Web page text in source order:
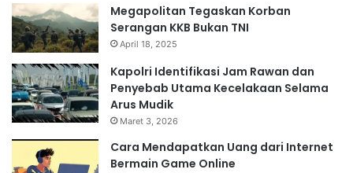
Megapolitan Tegaskan Korban
Serangan KKB Bukan TNI
April 18, 2025
Kapolri Identifikasi Jam Rawan dan
Penyebab Utama Kecelakaan Selama
Arus Mudik
Maret 3, 2026
Cara Mendapatkan Uang dari Internet
Bermain Game Online